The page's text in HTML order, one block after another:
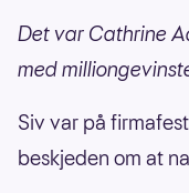
Det var Cathrine
med
Siv var på
beskjeden om at